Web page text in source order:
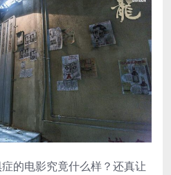
的电影究竟什么样？还真让